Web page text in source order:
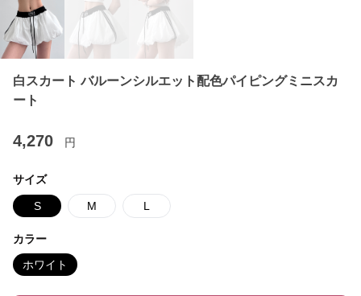
白スカート バルーンシルエット配色パイピングミニスカ
ート
4,270 円
サイズ
S M L
カラー
ホワイト